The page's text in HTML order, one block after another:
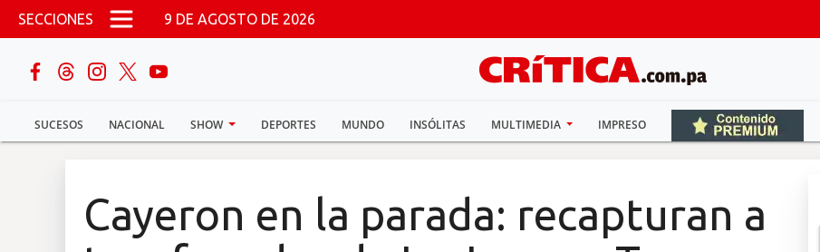
Pasar al contenido principal
SECCIONES 9 DE AGOSTO DE 2026
SUCESOS NACIONAL SHOW DEPORTES MUNDO INSÓLITAS MULTIMEDIA IMPRESO
buscar
Sucesos
Cayeron en la parada: recapturan a